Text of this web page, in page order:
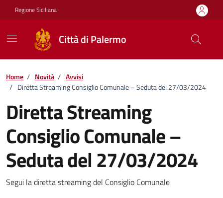
Vai ai contenuti
Vai al footer
Regione Siciliana
Città di Palermo
Home / Novità / Avvisi
/ Diretta Streaming Consiglio Comunale – Seduta del 27/03/2024
Diretta Streaming
Consiglio Comunale –
Seduta del 27/03/2024
Dettagli della notizia
Segui la diretta streaming del Consiglio Comunale